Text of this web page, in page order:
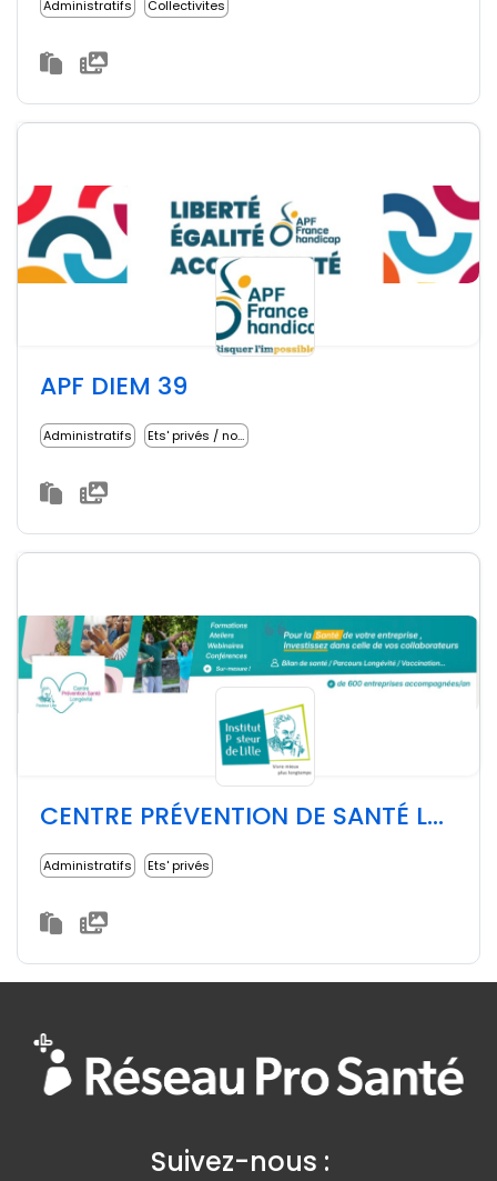
Administratifs Collectivites
APF DIEM 39
Administratifs Ets' privés / non lucratifs
CENTRE PRÉVENTION DE SANTÉ LONGEVITÉ DE L'INSTITUT PASTEUR DE LILLE
Administratifs Ets' privés
Suivez-nous :